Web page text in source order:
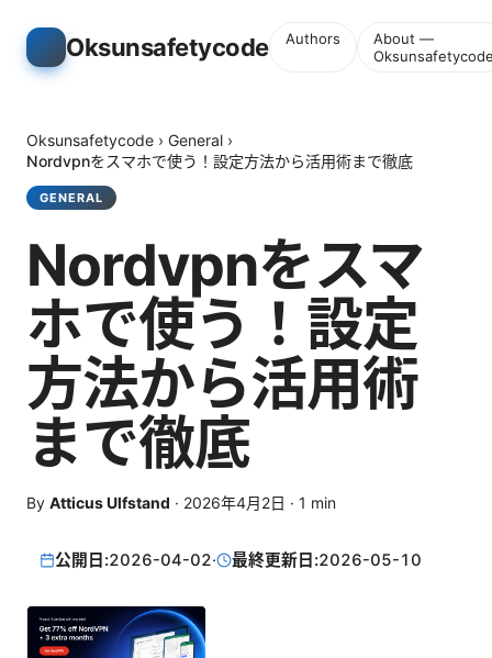
Oksunsafetycode Authors
About —
Oksunsafetycode › General ›
Nordvpnをスマホで使う！設定方法から活用術まで徹底
GENERAL
Nordvpnをスマ
ホで使う！設定
方法から活用術
まで徹底
By Atticus Ulfstand · 2026年4月2日 · 1 min
公開日:2026-04-02· 最終更新日:2026-05-10